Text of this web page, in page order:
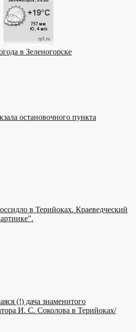
остановочного пункта
в Терийоках. Краеведческий
(!) дача знаменитого
И. С. Соколова в Терийоках/